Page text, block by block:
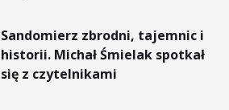
Sandomierz zbrodni, tajemnic i
historii. Michał Śmielak spotkał
się z czytelnikami